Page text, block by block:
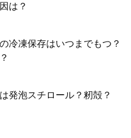
は？
冷凍保存はいつまでもつ？
発泡スチロール？籾殻？